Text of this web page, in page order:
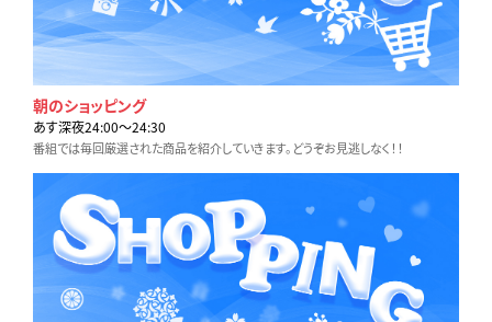
朝のショッピング
あす深夜24:00〜24:30
番組では毎回厳選された商品を紹介していきます。どうぞお見逃しなく！！